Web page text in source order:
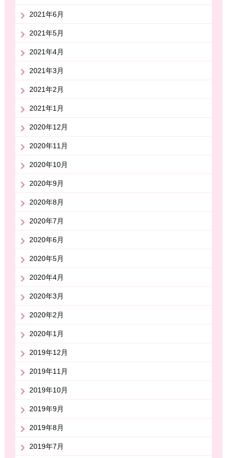
2021年6月
2021年5月
2021年4月
2021年3月
2021年2月
2021年1月
2020年12月
2020年11月
2020年10月
2020年9月
2020年8月
2020年7月
2020年6月
2020年5月
2020年4月
2020年3月
2020年2月
2020年1月
2019年12月
2019年11月
2019年10月
2019年9月
2019年8月
2019年7月